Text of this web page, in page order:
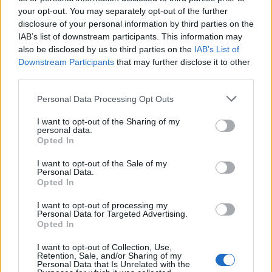
your opt-out. You may separately opt-out of the further
disclosure of your personal information by third parties on the
IAB’s list of downstream participants. This information may
also be disclosed by us to third parties on the IAB’s List of
Downstream Participants that may further disclose it to other
Personal Data Processing Opt Outs
I want to opt-out of the Sharing of my
personal data.
Opted In
I want to opt-out of the Sale of my
Personal Data.
Opted In
I want to opt-out of processing my
Personal Data for Targeted Advertising.
Opted In
I want to opt-out of Collection, Use,
Retention, Sale, and/or Sharing of my
Personal Data that Is Unrelated with the
No Es Mi Culpa Remix ft.
Anderson Raura
Jessi Uribe
Ayer Hable Con Dios
Ahora Soy Mi Prioridad